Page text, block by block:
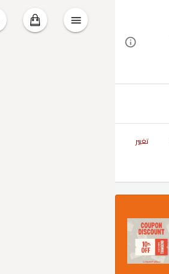
تغيير